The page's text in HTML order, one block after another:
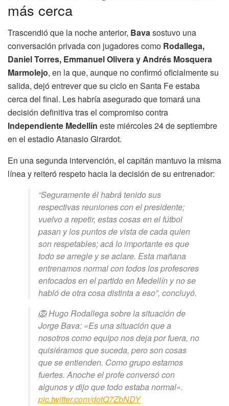
más cerca
Trascendió que la noche anterior, Bavasostuvo una
conversación privada con jugadores como Rodallega,
Daniel Torres, Emmanuel Olivera y Andrés Mosquera
Marmolejo, en la que, aunque no confirmó oficialmente su
salida, dejó entrever que su ciclo en Santa Fe estaba
cerca del final. Les habría asegurado que tomará una
decisión definitiva tras el compromiso contra
Independiente Medellín este miércoles 24 de septiembre
en el estadio Atanasio Girardot.
En una segunda intervención, el capitán mantuvo la misma
línea y reiteró respeto hacia la decisión de su entrenador:
“Seguramente él habrá tenido sus
respectivas reuniones con el presidente;
vuelvo a repetir, estas cosas en el fútbol
pasan y los puntos de vista de cada quien
son respetables; acá lo importante es que
todo se arregle y se aclare. Esta mañana
entrenamos normal con todos los profesores
enfocados en el partido en Medellín y no se
habló de otra cosa distinta a eso”, concluyó.
🦁 Hugo Rodallega sobre la situación de
Jorge Bava: «Es una situación que a
nosotros como equipo nos deja por fuera, no
quisiéramos que suceda, pero son cosas
que se entienden. Como grupo estamos
fuertes. Anoche el profe conversó con
algunos y dijo que todo estaba normal».
pic.twitter.com/dotQ7ZbNDY